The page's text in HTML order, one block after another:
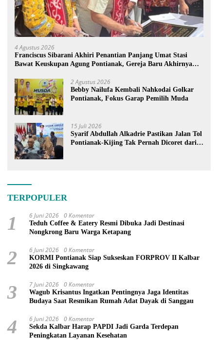
4 Agustus 2026
Franciscus Sibarani Akhiri Penantian Panjang Umat Stasi
Bawat Keuskupan Agung Pontianak, Gereja Baru Akhirnya
2 Agustus 2026
Bebby Nailufa Kembali Nahkodai Golkar
Pontianak, Fokus Garap Pemilih Muda
15 Juli 2026
Syarif Abdullah Alkadrie Pastikan Jalan Tol
Pontianak-Kijing Tak Pernah Dicoret dari
TERPOPULER
1 6 Juni 2026 0 Komentar
Teduh Coffee & Eatery Resmi Dibuka Jadi Destinasi
Nongkrong Baru Warga Ketapang
2 6 Juni 2026 0 Komentar
KORMI Pontianak Siap Sukseskan FORPROV II Kalbar
2026 di Singkawang
3 7 Juni 2026 0 Komentar
Wagub Krisantus Ingatkan Pentingnya Jaga Identitas
Budaya Saat Resmikan Rumah Adat Dayak di Sanggau
4 6 Juni 2026 0 Komentar
Sekda Kalbar Harap PAPDI Jadi Garda Terdepan
Peningkatan Layanan Kesehatan